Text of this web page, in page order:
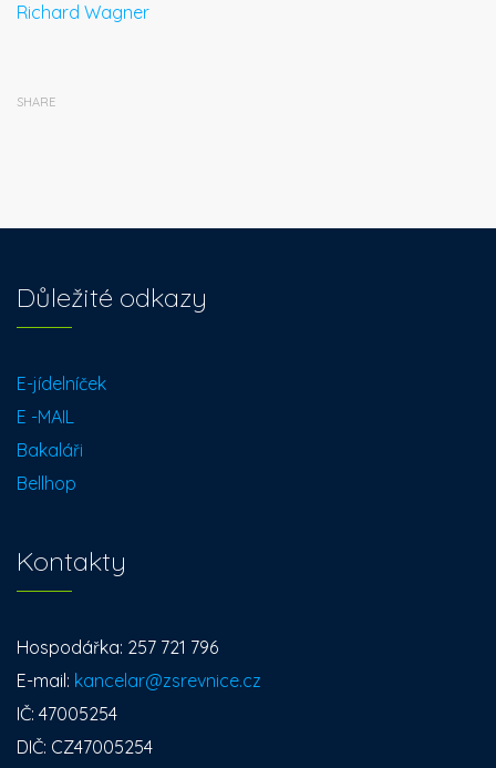
Richard Wagner
SHARE
Důležité odkazy
E-jídelníček
E -MAIL
Bakaláři
Bellhop
Kontakty
Hospodářka: 257 721 796
E-mail: kancelar@zsrevnice.cz
IČ: 47005254
DIČ: CZ47005254